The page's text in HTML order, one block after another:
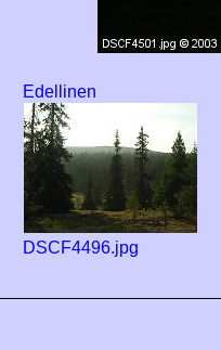
Edellinen
DSCF4496.jpg